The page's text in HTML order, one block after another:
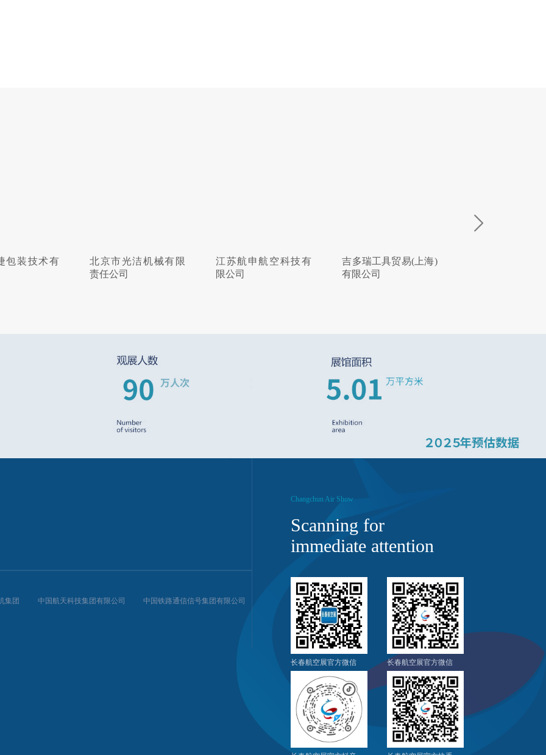
包装技术有
北京市光洁机械有限
责任公司
江苏航申航空科技有
限公司
吉多瑞工具贸易(上海)
有限公司
集团 中国航天科技集团有限公司 中国铁路通信信号集团有限公司
Changchun Air Show
Scanning for
immediate attention
长春航空展官方微信 长春航空展官方微信